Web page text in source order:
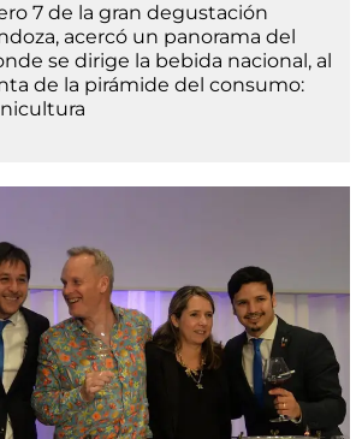
7 de la gran degustación
acercó un panorama del
se dirige la bebida nacional, al
de la pirámide del consumo: